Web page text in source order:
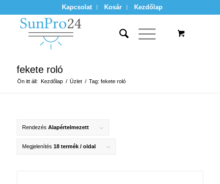
Kapcsolat Kosár Kezdőlap
fekete roló
Ön itt áll: Kezdőlap / Üzlet / Tag: fekete roló
Rendezés Alapértelmezett
Megjelenítés 18 termék / oldal